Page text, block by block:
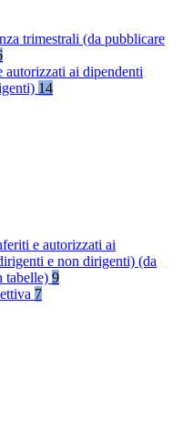
trimestrali (da pubblicare
ai dipendenti
14
e autorizzati ai
e non dirigenti) (da
tabelle) 9
7